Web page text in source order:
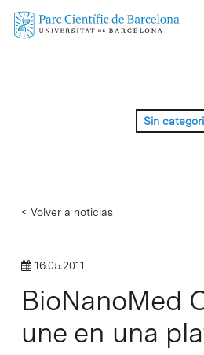
Skip
Sin
< Volver a noticias
16.05.2011
BioNanoMed
une en una